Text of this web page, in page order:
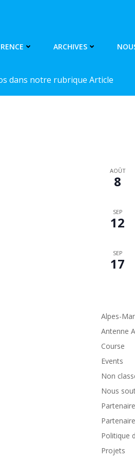
ARCHIVES
dans notre rubrique Article
AOÛT
8
SEP
12
SEP
17
Alpes-
Antenne
Course
Events
Non
Nous
Politique
Projets